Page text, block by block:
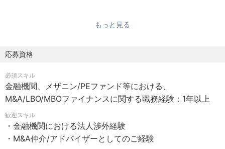
クチャードファイナンス案件の実行・管理に携わること
当行はM&Aファイナンスを、お取引先へのソリューション
提供の重要な柱と捉えています。
当行のM&Aファイナンスチームはフロント／ミドル・バッ
クをワンチーム（同一グループ）に置いており、フロント
／ミドルバックで連携しながら、銀行のソリューション提
供を支える不可欠な役割を担います。
給与詳細は、当行の規定に従い決定します。
【勤務地】
勤務地詳細：当行本店ビル
最寄駅：各線／桜木町駅
【勤務時間】
8：40～17：10（所定労働時間7時間30分、休憩時間60
分）
もっと見る
応募資格
必須スキル
金融機関、メザニン/PEファンド等における、
M&A/LBO/MBOファイナンスに関する職務経験：1年以上
歓迎スキル
・金融機関における法人渉外経験
・M&A仲介/アドバイザーとしてのご経験